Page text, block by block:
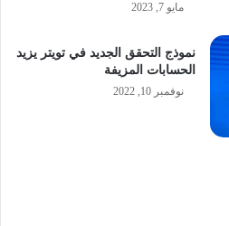
مايو 7, 2023
نموذج التحقق الجديد في تويتر يزيد
الحسابات المزيفة
نوفمبر 10, 2022